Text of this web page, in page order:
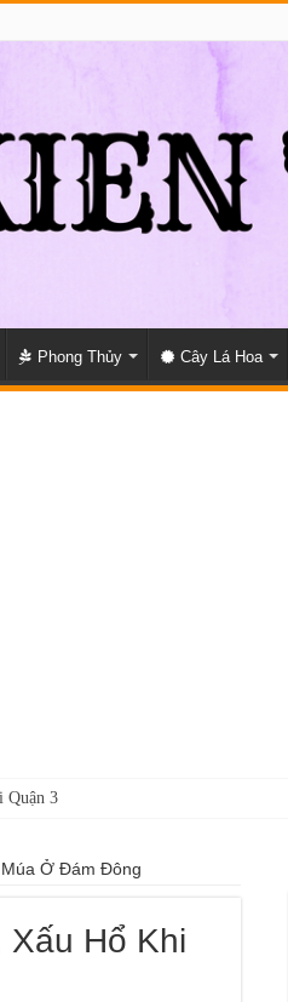
Phong Thủy Cây Lá Hoa
Quận 3
Ở Đám Đông
Hổ Khi